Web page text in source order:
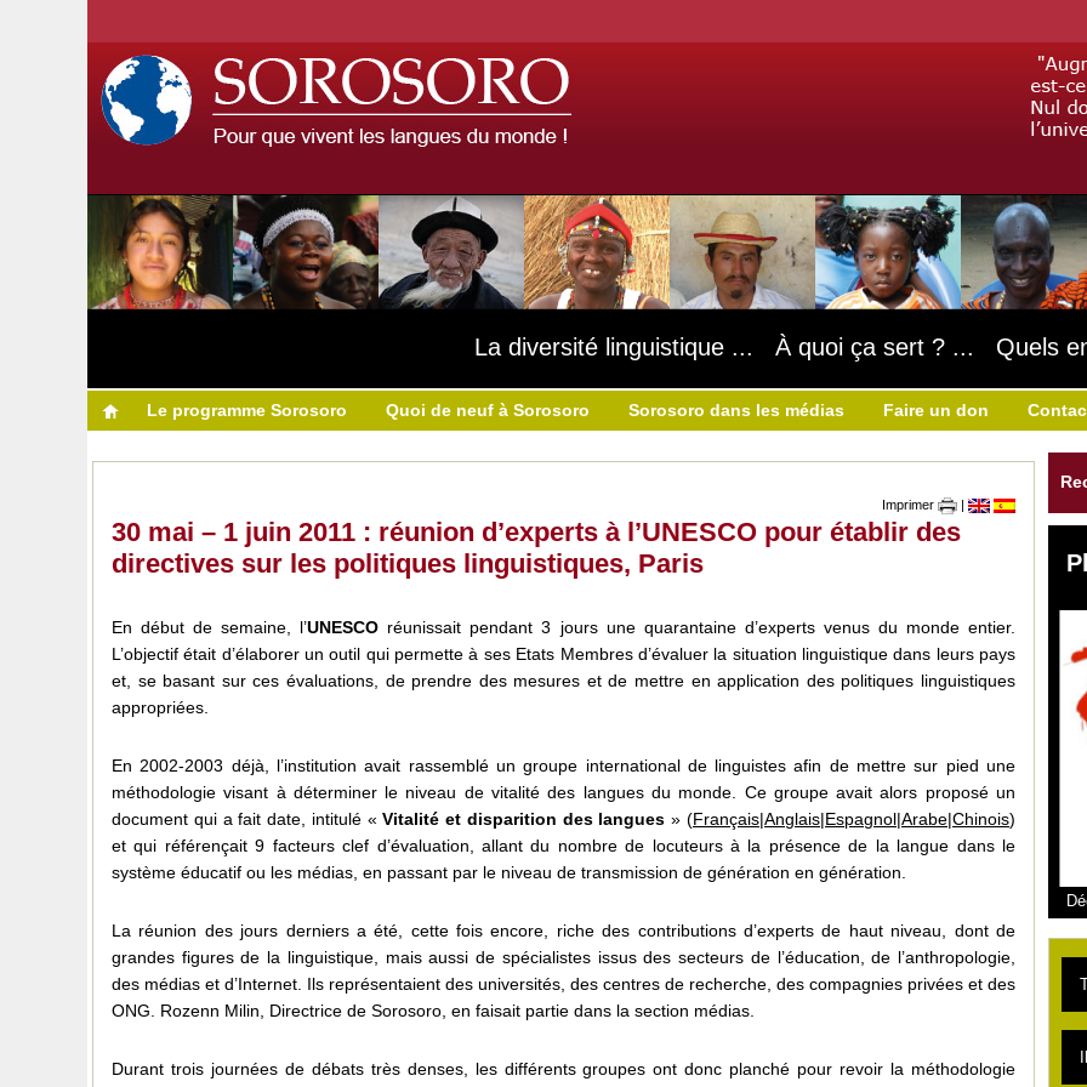
La diversité linguistique ... À quoi ça sert ? ... Quels
Le programme Sorosoro Quoi de neuf à Sorosoro Sorosoro dans les médias Faire un don
Imprimer |
30 mai – 1 juin 2011 : réunion d’experts à l’UNESCO pour établir des
directives sur les politiques linguistiques, Paris
En début de semaine, l’UNESCO réunissait pendant 3 jours une quarantaine d’experts venus du monde entier.
L’objectif était d’élaborer un outil qui permette à ses Etats Membres d’évaluer la situation linguistique dans leurs pays
et, se basant sur ces évaluations, de prendre des mesures et de mettre en application des politiques linguistiques
appropriées.
En 2002-2003 déjà, l’institution avait rassemblé un groupe international de linguistes afin de mettre sur pied une
méthodologie visant à déterminer le niveau de vitalité des langues du monde. Ce groupe avait alors proposé un
document qui a fait date, intitulé «Vitalité et disparition des langues » (Français|Anglais|Espagnol|Arabe|Chinois)
et qui référençait 9 facteurs clef d’évaluation, allant du nombre de locuteurs à la présence de la langue dans le
système éducatif ou les médias, en passant par le niveau de transmission de génération en génération.
La réunion des jours derniers a été, cette fois encore, riche des contributions d’experts de haut niveau, dont de
grandes figures de la linguistique, mais aussi de spécialistes issus des secteurs de l’éducation, de l’anthropologie,
des médias et d’Internet. Ils représentaient des universités, des centres de recherche, des compagnies privées et des
ONG. Rozenn Milin, Directrice de Sorosoro, en faisait partie dans la section médias.
Durant trois journées de débats très denses, les différents groupes ont donc planché pour revoir la méthodologie